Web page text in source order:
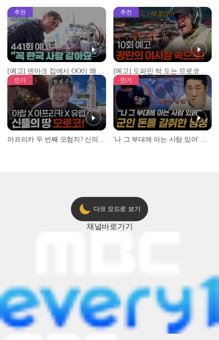
추천
[예고] 덴마크 집에서 OO이 왜 나와...? 이상할 정도로 한국을 사랑하는 우리 형을 제보합니다!
추천
[예고] 도파민 싹 도는 모로코 야시장 투어!
인기 인기
다크 모드로 보기
채널바로가기